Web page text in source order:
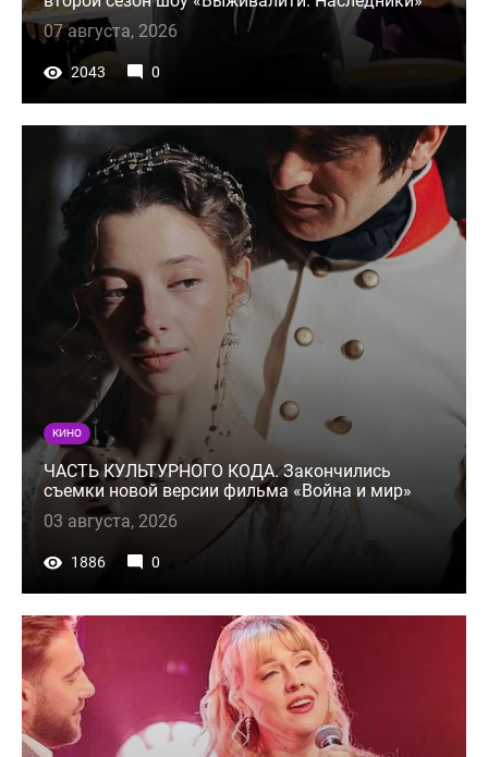
07 августа, 2026
2043 0
КИНО
ЧАСТЬ КУЛЬТУРНОГО КОДА. Закончились
съемки новой версии фильма «Война и мир»
03 августа, 2026
1886 0